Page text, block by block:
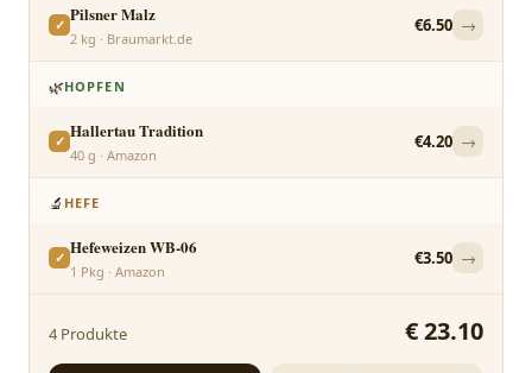
✓
Pilsner Malz
2 kg · Braumarkt.de
€6.50 →
🌿HOPFEN
✓
Hallertau Tradition
40 g · Amazon
€4.20 →
🔬 HEFE
✓
Hefeweizen WB-06
1 Pkg · Amazon
€3.50 →
4Produkte €23.10